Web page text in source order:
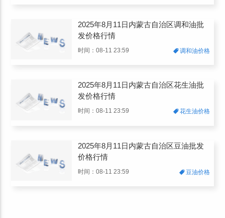
2025年8月11日内蒙古自治区调和油批
发价格行情
时间：08-11 23:59 调和油价格
2025年8月11日内蒙古自治区花生油批
发价格行情
时间：08-11 23:59 花生油价格
2025年8月11日内蒙古自治区豆油批发
价格行情
时间：08-11 23:59 豆油价格